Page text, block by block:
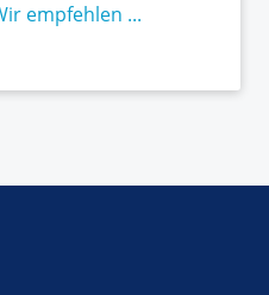
empfehlen ...